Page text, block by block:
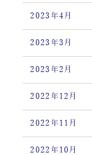
2023年4月
2023年3月
2023年2月
2022年12月
2022年11月
2022年10月